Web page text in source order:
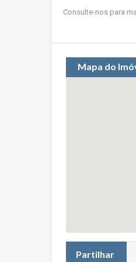
Consulte-nos para
Mapa do
Partilhar